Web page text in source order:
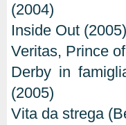
(2004)
Inside Out (2005)
Veritas, Prince
Derby in
(2005)
Vita da strega